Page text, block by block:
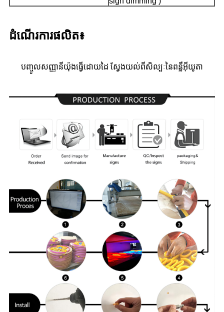
ដំណើរការផលិត៖
បញ្ចូល​សញ្ញា​នីយ៉ុង​ធ្វើ​ដោយដៃ ស្វែងយល់​ពី​សិល្បៈ​នៃ​ពន្លឺ​អ៊ីយូតា